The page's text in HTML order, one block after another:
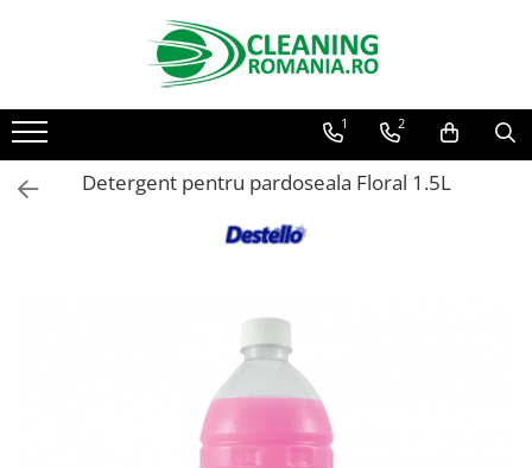
Toate Produsele
Curatenie & Intretinere Casa
Detergenti si solutii concentrate
pentru pardoseli
suprafete de lemn si mobila
Detergenti si solutii pentru baie
1 2
Detergent pentru pardoseala Floral 1.5L